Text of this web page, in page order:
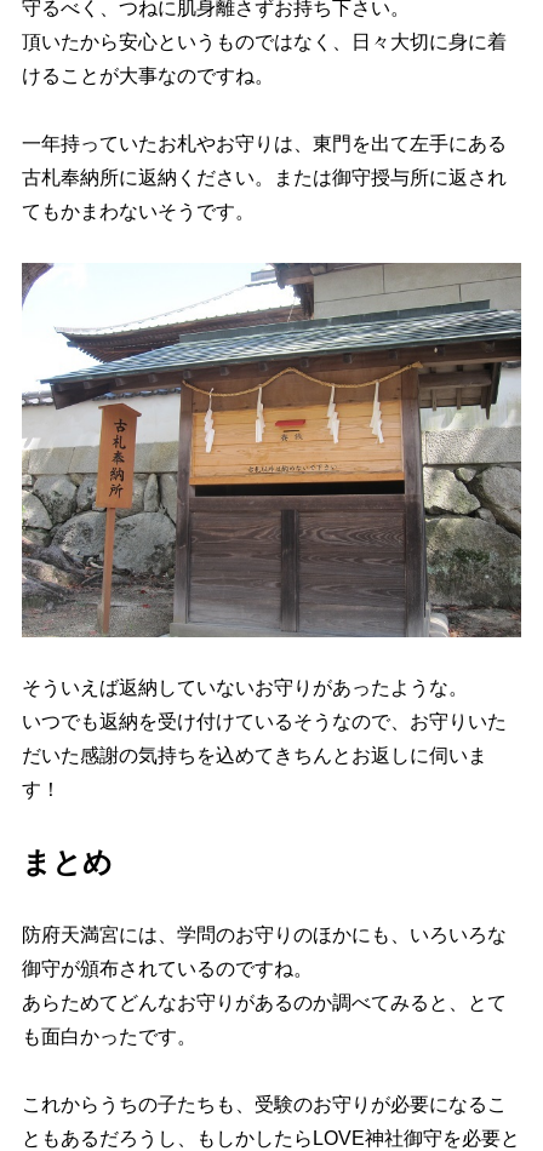
守るべく、つねに肌身離さずお持ち下さい。
頂いたから安心というものではなく、日々大切に身に着
けることが大事なのですね。
一年持っていたお札やお守りは、東門を出て左手にある
古札奉納所に返納ください。または御守授与所に返され
てもかまわないそうです。
そういえば返納していないお守りがあったような。
いつでも返納を受け付けているそうなので、お守りいた
だいた感謝の気持ちを込めてきちんとお返しに伺いま
す！
まとめ
防府天満宮には、学問のお守りのほかにも、いろいろな
御守が頒布されているのですね。
あらためてどんなお守りがあるのか調べてみると、とて
も面白かったです。
これからうちの子たちも、受験のお守りが必要になるこ
ともあるだろうし、もしかしたらLOVE神社御守を必要と